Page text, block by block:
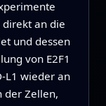
direkt an die
und dessen
von E2F1
wieder an
der Zellen,